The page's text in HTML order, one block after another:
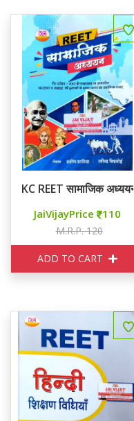
KC REET सामाजिक अध्ययन
JaiVijayPrice 110
M.R.P. 120
ADD TO CART